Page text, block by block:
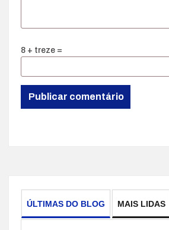
8 + treze =
ÚLTIMAS DO BLOG MAIS LIDAS